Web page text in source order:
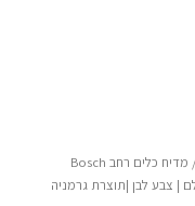
/ מדיח כלים רחב Bosch